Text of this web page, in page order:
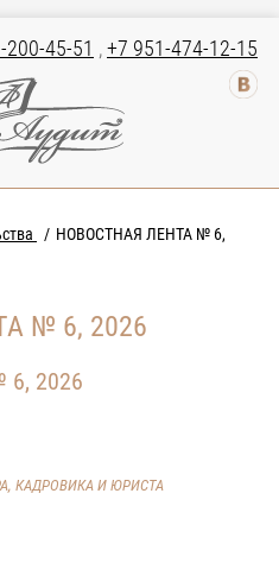
200-45-51 ,+7 951-474-12-15
НОВОСТНАЯ ЛЕНТА № 6,
№ 6, 2026
2026
КАДРОВИКА И ЮРИСТА